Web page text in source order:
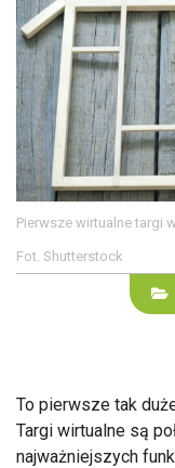
Pierwsze wirtualne targi
Fot. Shutterstock
To pierwsze tak
Targi wirtualne są
najważniejszych